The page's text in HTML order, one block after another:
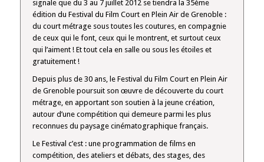
signale que du 3 au 7 juillet 2012 se tiendra la 35ème
édition du Festival du Film Court en Plein Air de Grenoble :
du court métrage sous toutes les coutures, en compagnie
de ceux qui le font, ceux qui le montrent, et surtout ceux
qui l’aiment ! Et tout cela en salle ou sous les étoiles et
gratuitement !
Depuis plus de 30 ans, le Festival du Film Court en Plein Air
de Grenoble poursuit son œuvre de découverte du court
métrage, en apportant son soutien à la jeune création,
autour d’une compétition qui demeure parmi les plus
reconnues du paysage cinématographique français.
Le Festival c’est : une programmation de films en
compétition, des ateliers et débats, des stages, des